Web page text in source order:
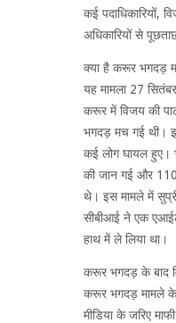
कई पदाधिकारियों,
अधिकारियों से
क्या है करूर भगदड़
यह मामला 27
करूर में विजय की
भगदड़ मच गई थी।
कई लोग घायल
की जान गई और
थे। इस मामले में
सीबीआई ने एक
हाथ में ले लिया था।
करूर भगदड़ के बाद
करूर भगदड़ मामले
मीडिया के जरिए